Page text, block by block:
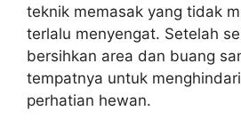
teknik memasak yang tidak
terlalu menyengat. Setelah
bersihkan area dan buang
tempatnya untuk
perhatian hewan.